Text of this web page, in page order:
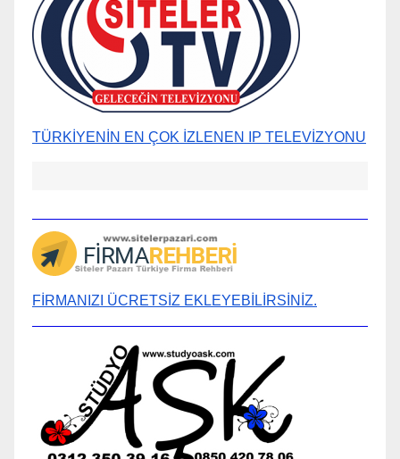
TÜRKİYENİN EN ÇOK İZLENEN IP TELEVİZYONU
FİRMANIZI ÜCRETSİZ EKLEYEBİLİRSİNİZ.